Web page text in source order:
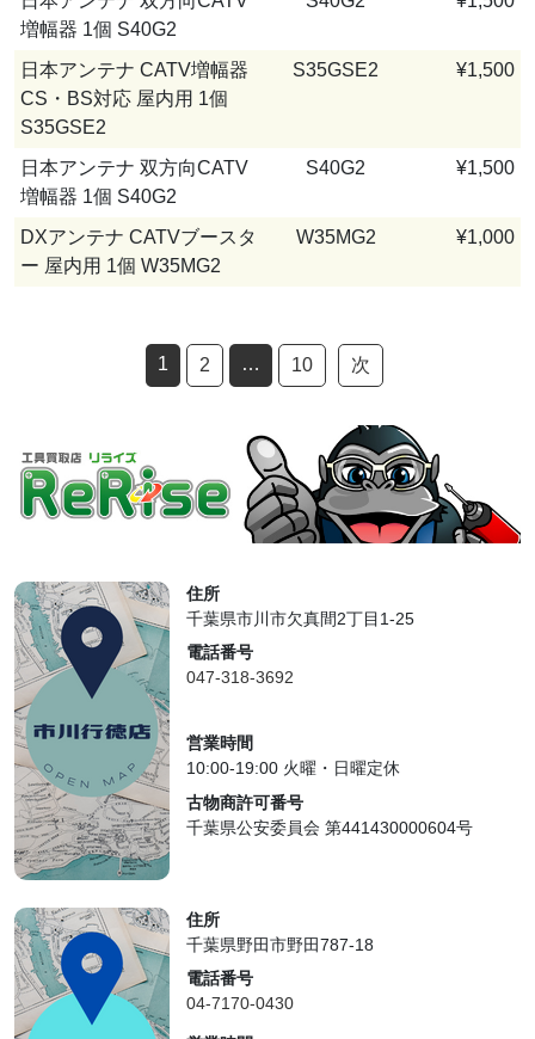
増幅器 1個 S40G2
日本アンテナ CATV増幅器
CS・BS対応 屋内用 1個
S35GSE2
S35GSE2 ¥1,500
日本アンテナ 双方向CATV
増幅器 1個 S40G2
S40G2 ¥1,500
DXアンテナ CATVブースタ
ー 屋内用 1個 W35MG2
W35MG2 ¥1,000
1 2 … 10 次
住所
千葉県市川市欠真間2丁目1-25
電話番号
047-318-3692
営業時間
10:00-19:00 火曜・日曜定休
古物商許可番号
千葉県公安委員会 第441430000604号
住所
千葉県野田市野田787-18
電話番号
04-7170-0430